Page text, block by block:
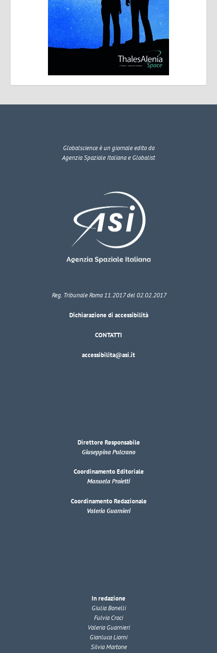
Globalscienceè un giornale edito da
Agenzia Spaziale Italiana e Globalist
Reg. Tribunale Roma 11.2017 del 02.02.2017
Dichiarazione di accessibilità
CONTATTI
accessibilita@asi.it
Direttore Responsabile
Giuseppina Pulcrano
Coordinamento Editoriale
Manuela Proietti
Coordinamento Redazionale
Valeria Guarnieri
In redazione
Giulia Bonelli
Fulvia Croci
Valeria Guarnieri
Gianluca Liorni
Silvia Martone